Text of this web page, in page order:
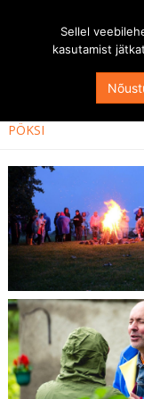
HOOAEG 2015/2016
PÖKSI
Sellel
kasutamist